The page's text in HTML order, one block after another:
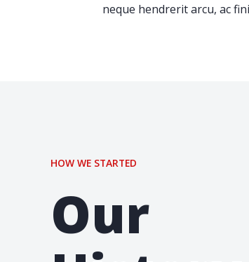
neque hendrerit arcu, ac
HOW WE STARTED
Our